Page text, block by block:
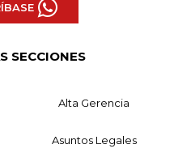
SECCIONES
Alta Gerencia
Asuntos Legales